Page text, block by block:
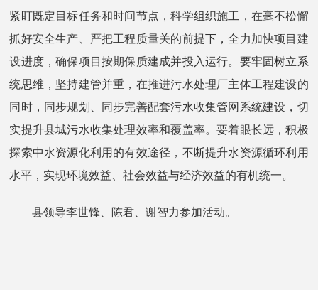
紧盯既定目标任务和时间节点，科学组织施工，在毫不松懈
抓好安全生产、严把工程质量关的前提下，全力加快项目建
设进度，确保项目按期保质建成并投入运行。要牢固树立系
统思维，坚持建管并重，在推进污水处理厂主体工程建设的
同时，同步规划、同步完善配套污水收集管网系统建设，切
实提升县城污水收集处理效率和覆盖率。要着眼长远，积极
探索中水资源化利用的有效途径，不断提升水资源循环利用
水平，实现环境效益、社会效益与经济效益的有机统一。
县领导李世锋、陈君、谢智力参加活动。